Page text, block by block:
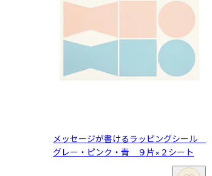
メッセージが書けるラッピングシール
グレー・ピンク・青 ９片×２シート